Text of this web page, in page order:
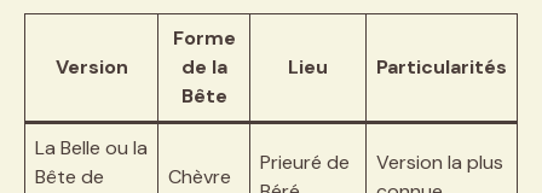
Version
Forme
de la
Bête
Lieu Particularités
La Belle ou la
Bête de
Chèvre
Prieuré de
Version la plus